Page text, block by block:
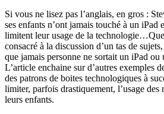
Si vous ne lisez pas l’anglais, en gros :
ses enfants n’ont jamais touché à un iPad
limitent leur usage de la
consacré à la discussion d’un tas de
que jamais personne ne sortait un iPad ou
L’article enchaine sur d’autres exemples
des patrons de boites technologiques à
limiter, parfois drastiquement, l’usage
leurs enfants.